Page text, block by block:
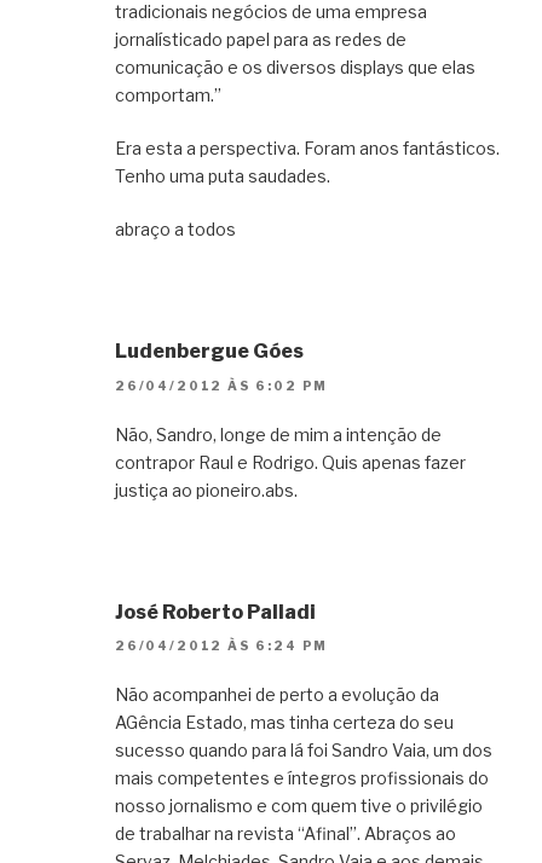
tradicionais negócios de uma empresa
jornalísticado papel para as redes de
comunicação e os diversos displays que elas
comportam.”
Era esta a perspectiva. Foram anos fantásticos.
Tenho uma puta saudades.
abraço a todos
Ludenbergue Góes
26/04/2012 ÀS 6:02 PM
Não, Sandro, longe de mim a intenção de
contrapor Raul e Rodrigo. Quis apenas fazer
justiça ao pioneiro.abs.
José Roberto Palladi
26/04/2012 ÀS 6:24 PM
Não acompanhei de perto a evolução da
AGência Estado, mas tinha certeza do seu
sucesso quando para lá foi Sandro Vaia, um dos
mais competentes e íntegros profissionais do
nosso jornalismo e com quem tive o privilégio
de trabalhar na revista “Afinal”. Abraços ao